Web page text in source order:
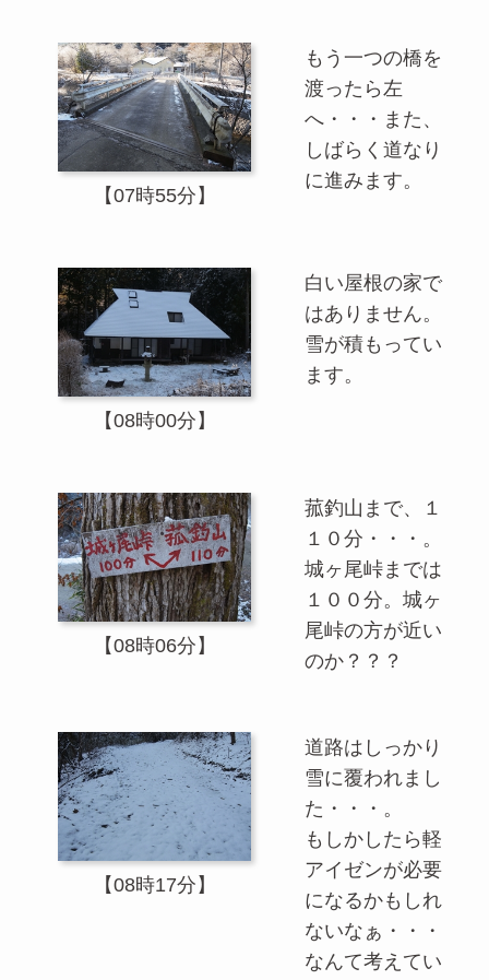
【07時55分】
もう一つの橋を
渡ったら左
へ・・・また、
しばらく道なり
に進みます。
【08時00分】
白い屋根の家で
はありません。
雪が積もってい
ます。
【08時06分】
菰釣山まで、１
１０分・・・。
城ヶ尾峠までは
１００分。城ヶ
尾峠の方が近い
のか？？？
【08時17分】
道路はしっかり
雪に覆われまし
た・・・。
もしかしたら軽
アイゼンが必要
になるかもしれ
ないなぁ・・・
なんて考えてい